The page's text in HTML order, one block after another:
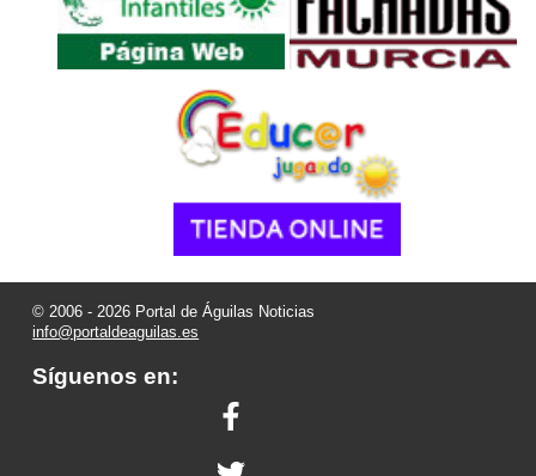
© 2006 - 2026 Portal de Águilas Noticias
info@portaldeaguilas.es
Síguenos en: